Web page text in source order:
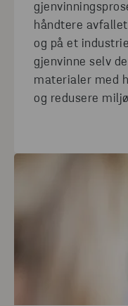
håndtere
og på et
gjenvinne selv
materialer med
og redusere